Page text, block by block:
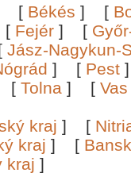
[ Békés ] [
[ Fejér ] [
Jász-Nagykun-
] [ Pest
[ Tolna ] [ Vas
kraj ] [
kraj ] [
kraj ]